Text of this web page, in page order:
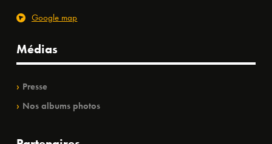
Google map
Médias
Presse
Nos albums photos